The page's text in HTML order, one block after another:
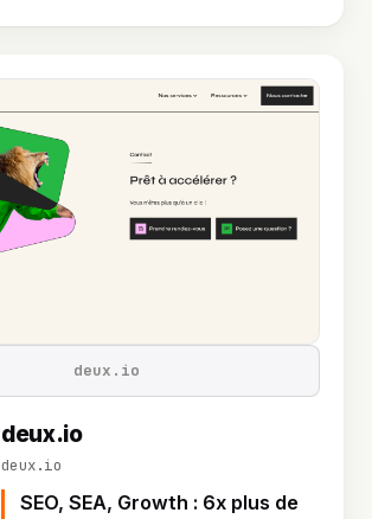
deux.io
deux.io
SEO, SEA, Growth : 6x plus de
deux.io